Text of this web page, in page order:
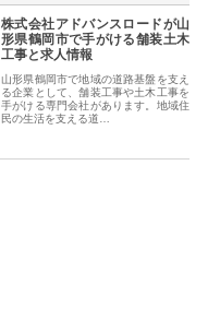
株式会社アドバンスロードが山
形県鶴岡市で手がける舗装土木
工事と求人情報
山形県鶴岡市で地域の道路基盤を支え
る企業として、舗装工事や土木工事を
手がける専門会社があります。地域住
民の生活を支える道…